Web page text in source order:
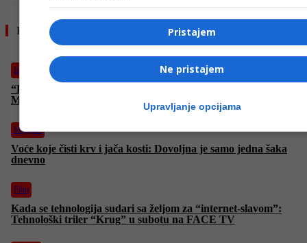
Pročitajte još
Izdvojeno
“Hype” TV osvaja regionalno tržište, uskoro i u Hrvatskoj!
Mirković: “Bit će kvalitetan i autentičan program”
Magazin
Voće koje čisti krv i jača kosti: Dovoljna je samo jedna šaka
dnevno
Film
Kada se tehnologija sudari sa željom za “internet-slavom”:
Tehnološki triler “Krug” u subotu na FACE TV
Pristajem
Ne pristajem
Upravljanje opcijama